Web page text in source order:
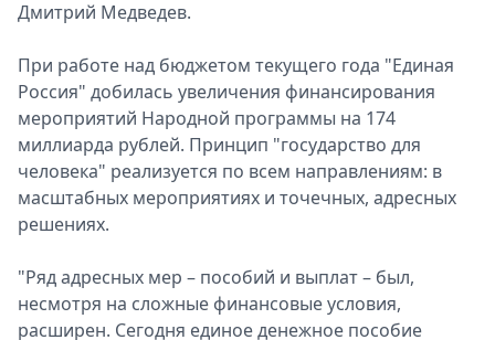
Дмитрий Медведев.
При работе над бюджетом текущего года "Единая
Россия" добилась увеличения финансирования
мероприятий Народной программы на 174
миллиарда рублей. Принцип "государство для
человека" реализуется по всем направлениям: в
масштабных мероприятиях и точечных, адресных
решениях.
"Ряд адресных мер – пособий и выплат – был,
несмотря на сложные финансовые условия,
расширен. Сегодня единое денежное пособие